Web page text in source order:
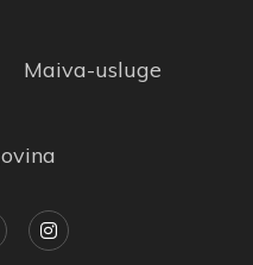
Maiva-usluge